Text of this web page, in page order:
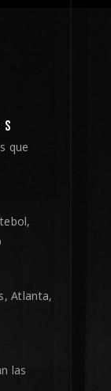
que
Atlanta,
las